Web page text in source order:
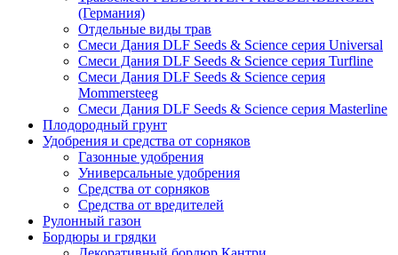
(Германия)
Отдельные виды трав
Смеси Дания DLF Seeds & Sciеnce серия Universal
Смеси Дания DLF Seeds & Sciеnce серия Turfline
Смеси Дания DLF Seeds & Sciеnce серия
Mommersteeg
Смеси Дания DLF Seeds & Sciеnce серия Masterline
Плодородный грунт
Удобрения и средства от сорняков
Газонные удобрения
Универсальные удобрения
Средства от сорняков
Средства от вредителей
Рулонный газон
Бордюры и грядки